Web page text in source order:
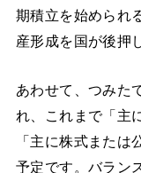
期積立を始められ
産形成を国が後押
あわせて、つみた
れ、これまで「主
「主に株式また
予定です。バラン